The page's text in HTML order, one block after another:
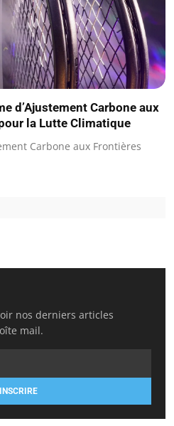
d’Ajustement Carbone aux
la Lutte Climatique
Carbone aux Frontières
nos derniers articles
mail.